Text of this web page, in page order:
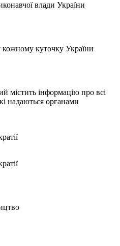
влади України
куточку України
містить інформацію про всі
надаються органами